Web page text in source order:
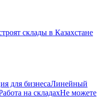
склады в Казахстане
для бизнесаЛинейный
на складахНе можете